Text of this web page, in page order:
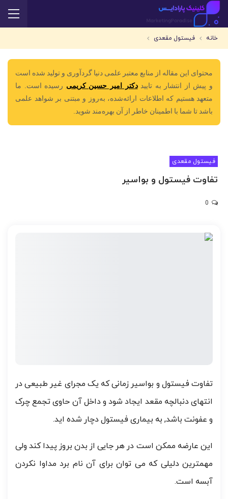
خانه فیستول مقعدی
محتوای این مقاله از منابع معتبر علمی دنیا گردآوری و تولید شده است
و پیش از انتشار به تاییددکتر امیر حسین کریمی رسیده است. ما
متعهد هستیم که اطلاعات ارائه‌شده، به‌روز و مبتنی بر شواهد علمی
باشد تا شما با اطمینان خاطر از آن بهره‌مند شوید.
فیستول مقعدی
تفاوت فیستول و بواسیر
تفاوت فیستول و بواسیر زمانی که یک مجرای غیر طبیعی در
انتهای دنبالچه مقعد ایجاد شود و داخل آن حاوی تجمع چرک
و عفونت باشد, به بیماری فیستول دچار شده اید.
این عارضه ممکن است در هر جایی از بدن بروز پیدا کند ولی
مهمترین دلیلی که می توان برای آن نام برد مداوا نکردن
آبسه است.